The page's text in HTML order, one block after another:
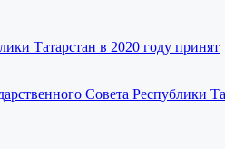
Татарстан в 2020 году принят
Совета Республики